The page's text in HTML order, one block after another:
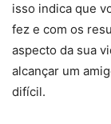
isso indica que
fez e com os
aspecto da sua
alcançar um
difícil.